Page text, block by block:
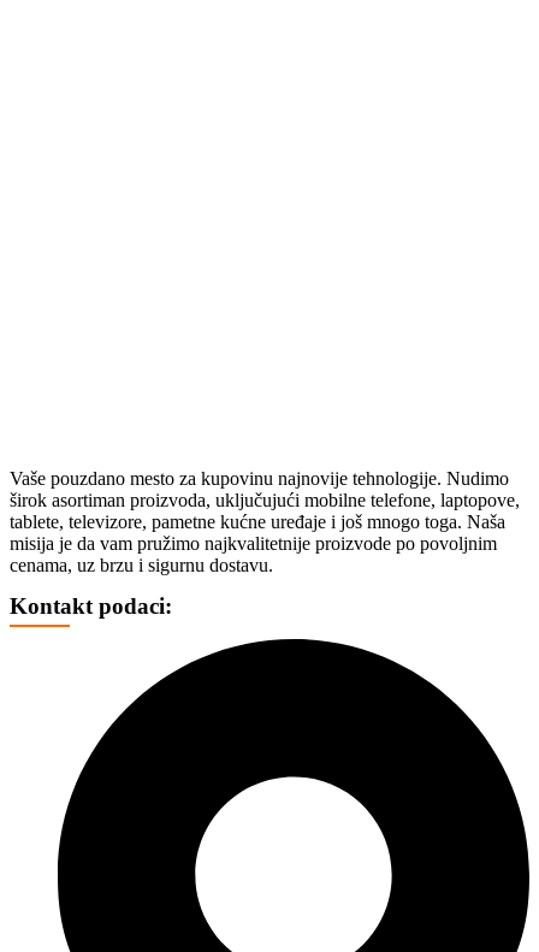
OPREMA ZA TABLETE
ELEKTRIČNA VOZILA
TROTINETI
FOTO, DRONOVI I OPREMA
KUTIJE I KESICE
KONZOLE
Vaše pouzdano mesto za kupovinu najnovije tehnologije. Nudimo
širok asortiman proizvoda, uključujući mobilne telefone, laptopove,
tablete, televizore, pametne kućne uređaje i još mnogo toga. Naša
misija je da vam pružimo najkvalitetnije proizvode po povoljnim
cenama, uz brzu i sigurnu dostavu.
Kontakt podaci: